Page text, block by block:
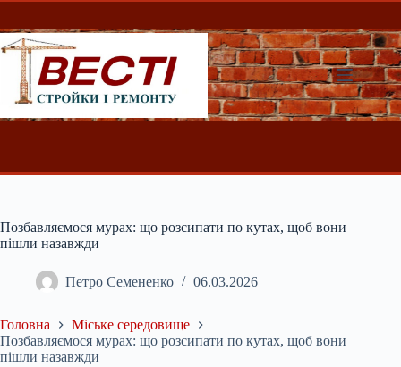
Перейти
вмісту
Позбавляємося мурах: що розсипати по кутах, щоб вони
пішли назавжди
Петро Семененко 06.03.2026
Головна
Міське середовище
Позбавляємося мурах: що розсипати по кутах, щоб вони
пішли назавжди